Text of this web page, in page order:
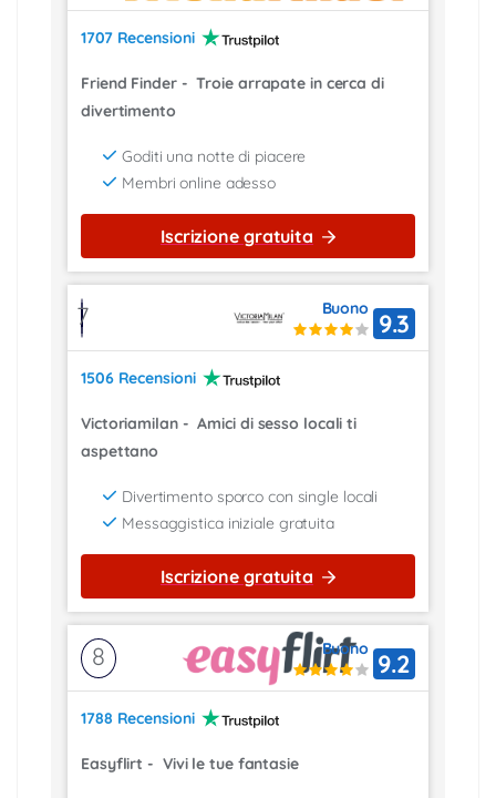
1707 Recensioni
Friend Finder - Troie arrapate in cerca di
divertimento
Goditi una notte di piacere
Membri online adesso
Iscrizione gratuita
7
1506 Recensioni
Victoriamilan - Amici di sesso locali ti
aspettano
Divertimento sporco con single locali
Messaggistica iniziale gratuita
Buono 9.3
Iscrizione gratuita
8
1788 Recensioni
Easyflirt- Vivi le tue fantasie
Buono 9.2